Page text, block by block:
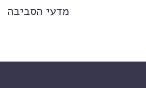
מדעי הסביבה